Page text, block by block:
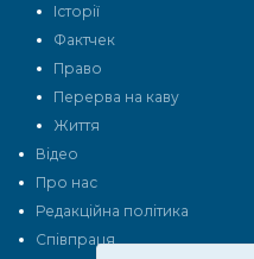
Історії
Фактчек
Право
Перерва на каву
Життя
Відео
Про нас
Редакційна політика
Cпівпраця